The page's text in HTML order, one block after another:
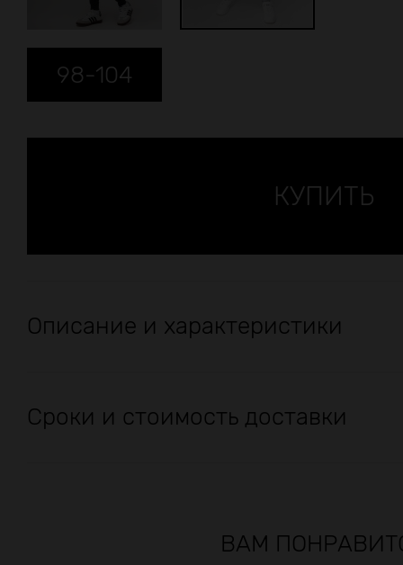
98-104
Описание и характеристики
Сроки и стоимость доставки
ВАМ